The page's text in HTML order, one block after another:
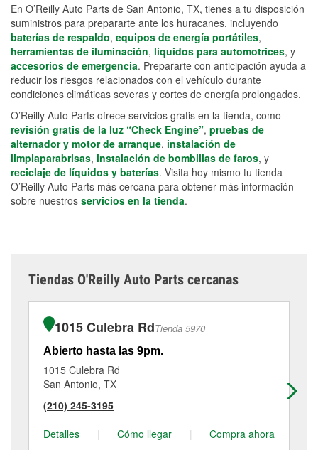
En O’Reilly Auto Parts de San Antonio, TX, tienes a tu disposición
suministros para prepararte ante los huracanes, incluyendo
baterías de respaldo, equipos de energía portátiles,
herramientas de iluminación, líquidos para automotrices, y
accesorios de emergencia. Prepararte con anticipación ayuda a
reducir los riesgos relacionados con el vehículo durante
condiciones climáticas severas y cortes de energía prolongados.
O’Reilly Auto Parts ofrece servicios gratis en la tienda, como
revisión gratis de la luz “Check Engine”, pruebas de
alternador y motor de arranque, instalación de
limpiaparabrisas, instalación de bombillas de faros, y
reciclaje de líquidos y baterías. Visita hoy mismo tu tienda
O’Reilly Auto Parts más cercana para obtener más información
sobre nuestros servicios en la tienda.
Tiendas O'Reilly Auto Parts cercanas
1015 Culebra RdTienda 5970
Abierto hasta las 9pm.
1015 Culebra Rd
San Antonio, TX
(210) 245-3195
Detalles
| Cómo llegar | Compra ahora